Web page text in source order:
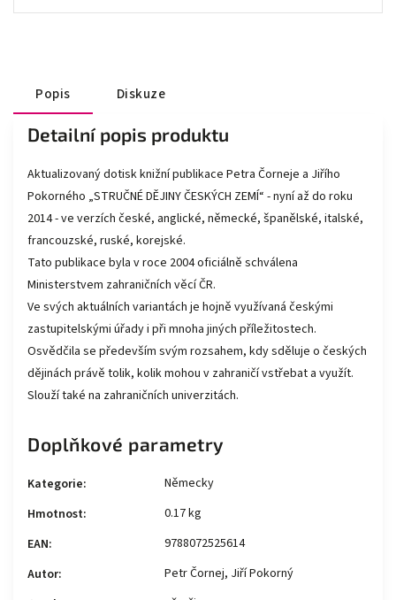
Popis Diskuze
Detailní popis produktu
Aktualizovaný dotisk knižní publikace Petra Čorneje a Jiřího
Pokorného „STRUČNÉ DĚJINY ČESKÝCH ZEMÍ“ - nyní až do roku
2014 - ve verzích české, anglické, německé, španělské, italské,
francouzské, ruské, korejské.
Tato publikace byla v roce 2004 oficiálně schválena
Ministerstvem zahraničních věcí ČR.
Ve svých aktuálních variantách je hojně využívaná českými
zastupitelskými úřady i při mnoha jiných příležitostech.
Osvědčila se především svým rozsahem, kdy sděluje o českých
dějinách právě tolik, kolik mohou v zahraničí vstřebat a využít.
Slouží také na zahraničních univerzitách.
Doplňkové parametry
Kategorie:
Německy
Hmotnost:
0.17 kg
EAN:
9788072525614
Autor:
Petr Čornej, Jiří Pokorný